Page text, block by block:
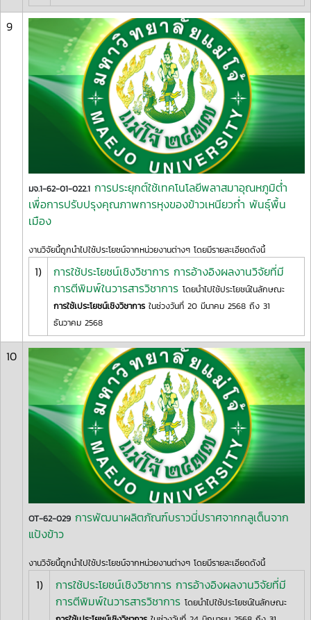
9
มจ.1-62-01-022.1 การประยุกต์ใช้เทคโนโลยีพลาสมาอุณหภูมิต่ำ
เพื่อการปรับปรุงคุณภาพการหุงของข้าวเหนียวก่ำ พันธุ์พื้น
เมือง
งานวิจัยนี้ถูกนำไปใช้ประโยชน์จากหน่วยงานต่างๆ โดยมีรายละเอียดดังนี้
1)
การใช้ประโยชน์เชิงวิชาการ การอ้างอิงผลงานวิจัยที่มี
การตีพิมพ์ในวารสารวิชาการ โดยนำไปใช้ประโยชน์ในลักษณะ
การใช้เประโยชน์เชิงวิชาการ ในช่วงวันที่ 20 มีนาคม 2568 ถึง 31
ธันวาคม 2568
10
OT-62-029 การพัฒนาผลิตภัณฑ์บราวนี่ปราศจากกลูเต็นจาก
แป้งข้าว
งานวิจัยนี้ถูกนำไปใช้ประโยชน์จากหน่วยงานต่างๆ โดยมีรายละเอียดดังนี้
1)
การใช้ประโยชน์เชิงวิชาการ การอ้างอิงผลงานวิจัยที่มี
การตีพิมพ์ในวารสารวิชาการ โดยนำไปใช้ประโยชน์ในลักษณะ